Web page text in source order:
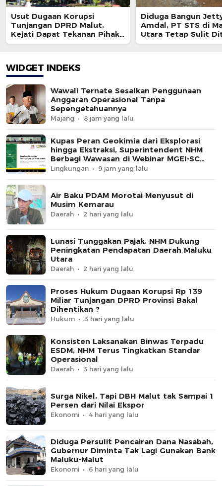
Usut Dugaan Korupsi
Tunjangan DPRD Malut,
Kejati Dapat Tekanan Pihak
Luar
Diduga Bangun
Amdal, PT STS di
Utara Tetap Sulit
WIDGET INDEKS
Wawali Ternate Sesalkan Penggunaan
Anggaran Operasional Tanpa
Sepengetahuannya
Majang 8 jam yang lalu
Kupas Peran Geokimia dari Eksplorasi
hingga Ekstraksi, Superintendent NHM
Berbagi Wawasan di Webinar MGEI-SC
UNG
Lingkungan 9 jam yang lalu
Air Baku PDAM Morotai Menyusut di
Musim Kemarau
Daerah 2 hari yang lalu
Lunasi Tunggakan Pajak, NHM Dukung
Peningkatan Pendapatan Daerah Maluku
Utara
Daerah 2 hari yang lalu
Proses Hukum Dugaan Korupsi Rp 139
Miliar Tunjangan DPRD Provinsi Bakal
Dihentikan ?
Hukum 3 hari yang lalu
Konsisten Laksanakan Binwas Terpadu
ESDM, NHM Terus Tingkatkan Standar
Operasional
Daerah 3 hari yang lalu
Surga Nikel, Tapi DBH Malut tak Sampai 1
Persen dari Nilai Ekspor
Ekonomi 4 hari yang lalu
Diduga Persulit Pencairan Dana Nasabah,
Gubernur Diminta Tak Lagi Gunakan Bank
Maluku-Malut
Ekonomi 6 hari yang lalu